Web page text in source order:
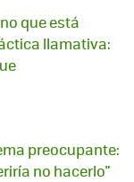
que está
llamativa:
preocupante:
no hacerlo"